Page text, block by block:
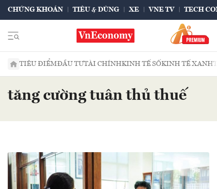
CHỨNG KHOÁN TIÊU & DÙNG XE VNE TV TECH
TIÊU ĐIỂMĐẦU TƯTÀI CHÍNHKINH TẾ SỐKINH TẾ XANH
tăng cường tuân thủ thuế